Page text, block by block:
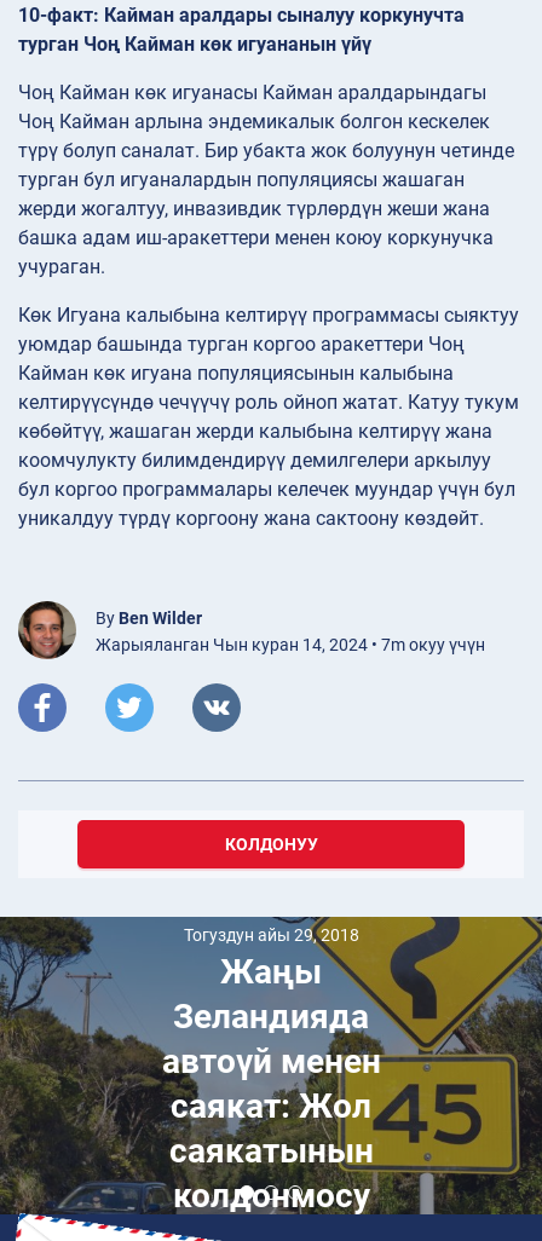
10-факт: Кайман аралдары сыналуу коркунучта
турган Чоң Кайман көк игуананын үйү
Чоң Кайман көк игуанасы Кайман аралдарындагы
Чоң Кайман арлына эндемикалык болгон кескелек
түрү болуп саналат. Бир убакта жок болуунун четинде
турган бул игуаналардын популяциясы жашаган
жерди жогалтуу, инвазивдик түрлөрдүн жеши жана
башка адам иш-аракеттери менен коюу коркунучка
учураган.
Көк Игуана калыбына келтирүү программасы сыяктуу
уюмдар башында турган коргоо аракеттери Чоң
Кайман көк игуана популяциясынын калыбына
келтирүүсүндө чечүүчү роль ойноп жатат. Катуу тукум
көбөйтүү, жашаган жерди калыбына келтирүү жана
коомчулукту билимдендирүү демилгелери аркылуу
бул коргоо программалары келечек муундар үчүн бул
уникалдуу түрдү коргоону жана сактоону көздөйт.
By Ben Wilder
Жарыяланган Чын куран 14, 2024 • 7m окуу үчүн
КОЛДОНУУ
Тогуздун айы 29, 2018
Жаңы
Зеландияда
автоүй менен
саякат: Жол
саякатынын
колдонмосу